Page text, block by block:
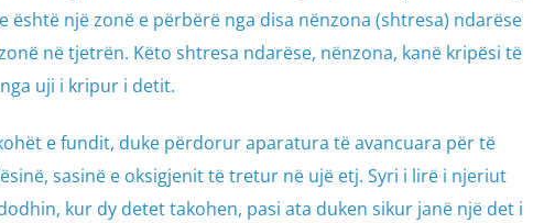
një zonë e përbërë nga disa nënzona (shtresa) ndarëse
në tjetrën. Këto shtresa ndarëse, nënzona, kanë kripësi të
uji i kripur i detit.
e fundit, duke përdorur aparatura të avancuara për të
sasinë e oksigjenit të tretur në ujë etj. Syri i lirë i njeriut
kur dy detet takohen, pasi ata duken sikur janë një det i